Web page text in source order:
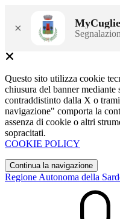
×
Questo sito utilizza cookie
chiusura del banner
contraddistinto dalla X o
navigazione" comporta la
assenza di cookie o altri
sopracitati.
COOKIE POLICY
Continua la navigazione
Regione Autonoma della